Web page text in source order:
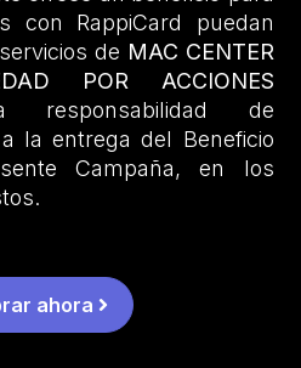
con RappiCard puedan
de MAC CENTER
POR ACCIONES
de
la entrega del Beneficio
Campaña, en los
ahora